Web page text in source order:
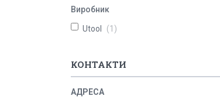
Виробник
Utool 1
КОНТАКТИ